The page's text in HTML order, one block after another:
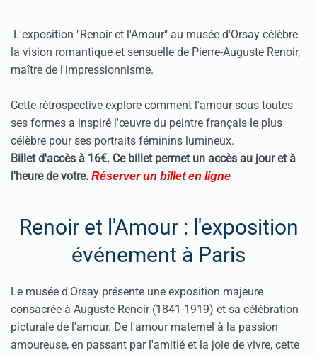
L'exposition "Renoir et l'Amour" au musée d'Orsay célèbre
la vision romantique et sensuelle de Pierre-Auguste Renoir,
maître de l'impressionnisme.
Cette rétrospective explore comment l'amour sous toutes
ses formes a inspiré l'œuvre du peintre français le plus
célèbre pour ses portraits féminins lumineux.
Billet d'accès à 16€. Ce billet permet un accès au jour et à
l'heure de votre. Réserver un billet en ligne
Renoir et l'Amour : l'exposition
événement à Paris
Le musée d'Orsay présente une exposition majeure
consacrée à Auguste Renoir (1841-1919) et sa célébration
picturale de l'amour. De l'amour maternel à la passion
amoureuse, en passant par l'amitié et la joie de vivre, cette